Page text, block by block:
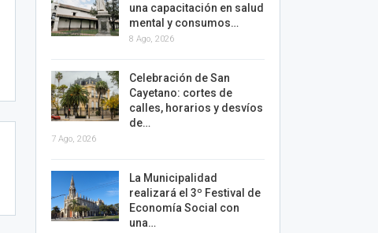
una capacitación en salud
mental y consumos…
8 Ago, 2026
Celebración de San
Cayetano: cortes de
calles, horarios y desvíos
de…
7 Ago, 2026
La Municipalidad
realizará el 3º Festival de
Economía Social con
una…